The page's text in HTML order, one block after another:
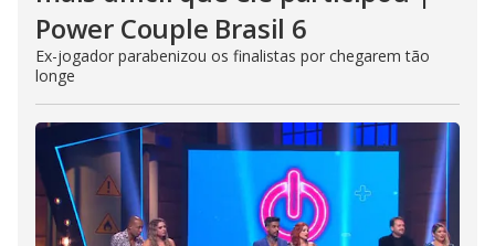
Power Couple Brasil 6
Ex-jogador parabenizou os finalistas por chegarem tão
longe